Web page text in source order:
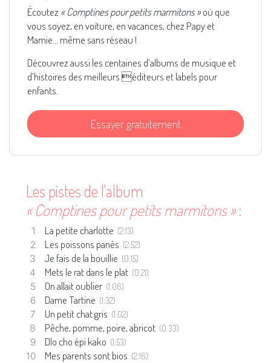
Écoutez « Comptines pour petits marmitons »où que
vous soyez, en voiture, en vacances, chez Papy et
Mamie... même sans réseau !
Découvrez aussi les centaines d’albums de musique et
d’histoires des meilleurs éditeurs et labels pour
enfants.
Essayer gratuitement
Les pistes de l'album
« Comptines pour petits marmitons »:
La petite charlotte (2:13)
Les poissons panés (2:52)
Je fais de la bouillie (0:15)
Mets le rat dans le plat (0:21)
On allait oublier (1:06)
Dame Tartine (1:32)
Un petit chat gris (1:02)
Pêche, pomme, poire, abricot (0:33)
Dlo cho épi kako (1:53)
Mes parents sont bios (2:16)